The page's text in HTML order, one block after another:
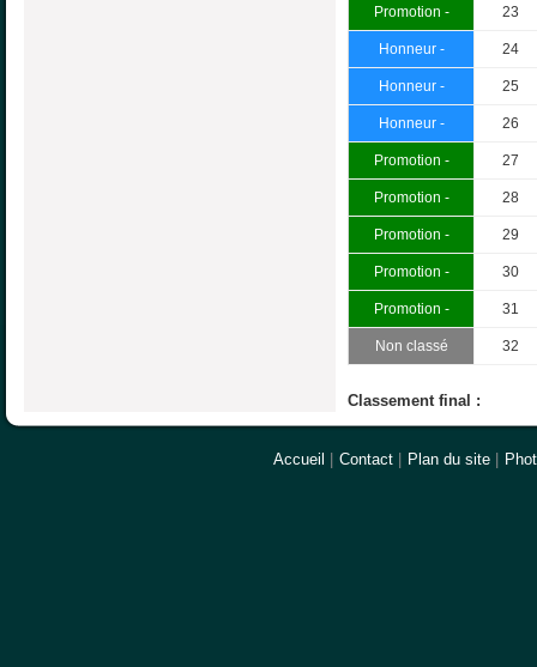
Promotion - 23
Honneur - 24
Honneur - 25
Honneur - 26
Promotion - 27
Promotion - 28
Promotion - 29
Promotion - 30
Promotion - 31
Non classé 32
Classement final :
Accueil | Contact | Plan du site |